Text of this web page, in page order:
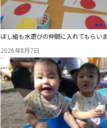
ほし組も水遊びの仲間に入れてもらい
2026年8月7日